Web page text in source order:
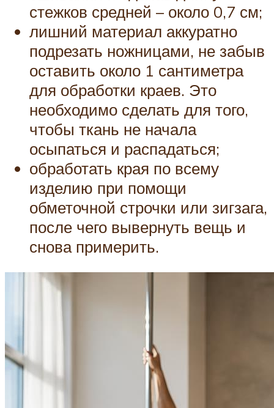
стежков средней – около 0,7 см;
лишний материал аккуратно
подрезать ножницами, не забыв
оставить около 1 сантиметра
для обработки краев. Это
необходимо сделать для того,
чтобы ткань не начала
осыпаться и распадаться;
обработать края по всему
изделию при помощи
обметочной строчки или зигзага,
после чего вывернуть вещь и
снова примерить.